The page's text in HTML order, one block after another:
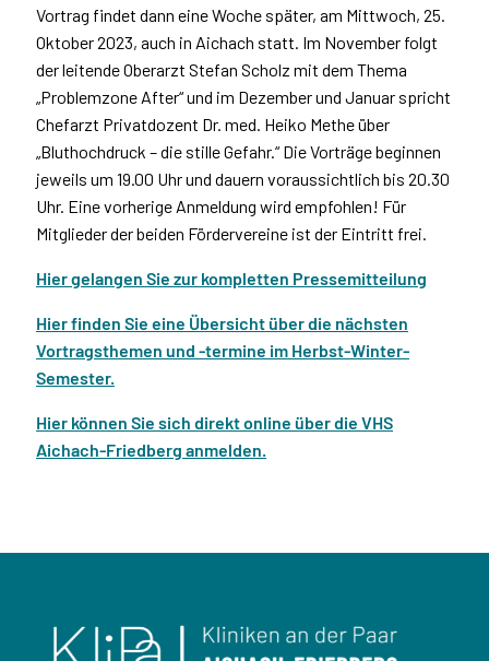
Vortrag findet dann eine Woche später, am Mittwoch, 25.
Oktober 2023, auch in Aichach statt. Im November folgt
der leitende Oberarzt Stefan Scholz mit dem Thema
„Problemzone After“ und im Dezember und Januar spricht
Chefarzt Privatdozent Dr. med. Heiko Methe über
„Bluthochdruck – die stille Gefahr.“ Die Vorträge beginnen
jeweils um 19.00 Uhr und dauern voraussichtlich bis 20.30
Uhr. Eine vorherige Anmeldung wird empfohlen! Für
Mitglieder der beiden Fördervereine ist der Eintritt frei.
Hier gelangen Sie zur kompletten Pressemitteilung
Hier finden Sie eine Übersicht über die nächsten
Vortragsthemen und -termine im Herbst-Winter-
Semester.
Hier können Sie sich direkt online über die VHS
Aichach-Friedberg anmelden.